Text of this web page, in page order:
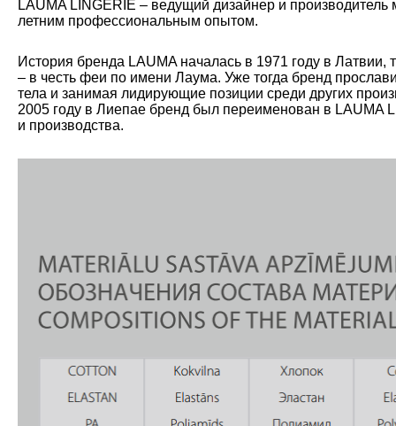
LAUMA LINGERIE – ведущий дизайнер и
летним профессиональным опытом.
История бренда LAUMA началась в 1971 году в
– в честь феи по имени Лаума. Уже тогда бренд
тела и занимая лидирующие позиции среди других
2005 году в Лиепае бренд был переименован в LAUMA
и производства.